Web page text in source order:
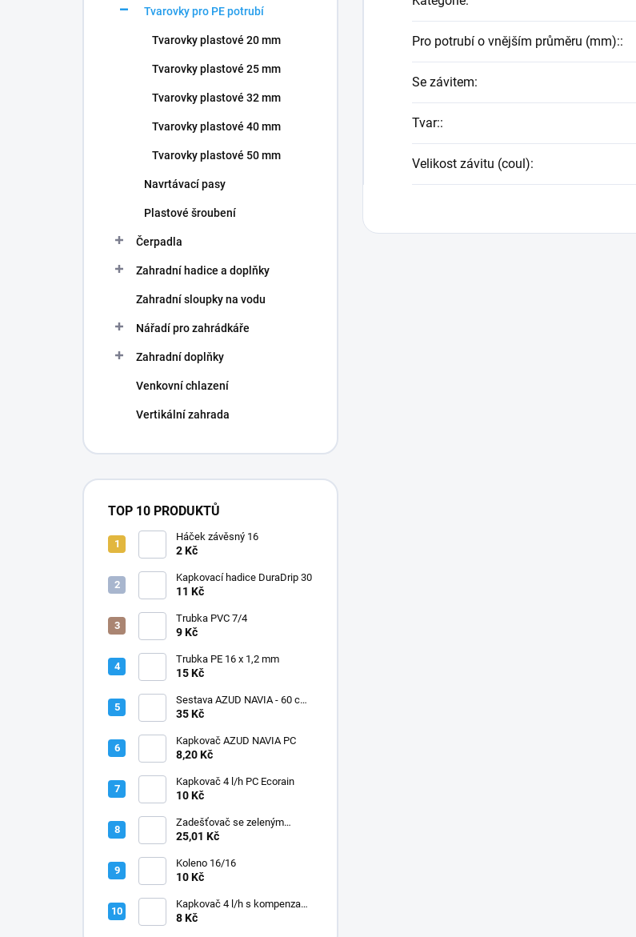
Tvarovky pro PE potrubí
Tvarovky plastové 20 mm
Tvarovky plastové 25 mm
Tvarovky plastové 32 mm
Tvarovky plastové 40 mm
Tvarovky plastové 50 mm
Navrtávací pasy
Plastové šroubení
Čerpadla
Zahradní hadice a doplňky
Zahradní sloupky na vodu
Nářadí pro zahrádkáře
Zahradní doplňky
Venkovní chlazení
Vertikální zahrada
TOP 10 PRODUKTŮ
Háček závěsný 16
2 Kč
Kapkovací hadice DuraDrip 30
11 Kč
Trubka PVC 7/4
9 Kč
Trubka PE 16 x 1,2 mm
15 Kč
Sestava AZUD NAVIA - 60 cm,
jehly zahnuté
35 Kč
Kapkovač AZUD NAVIA PC
8,20 Kč
Kapkovač 4 l/h PC Ecorain
10 Kč
Zadešťovač se zeleným
rotorem a žlutou tryskou
25,01 Kč
Koleno 16/16
10 Kč
Kapkovač 4 l/h s kompenzací
tlaku
8 Kč
Pro potrubí o vnějším průměru (mm)::
Se závitem:
Tvar::
Velikost závitu (coul):